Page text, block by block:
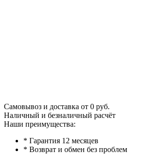
Самовывоз и доставка от 0 руб.
Наличный и безналичный расчёт
Наши преимущества:
* Гарантия 12 месяцев
* Возврат и обмен без проблем